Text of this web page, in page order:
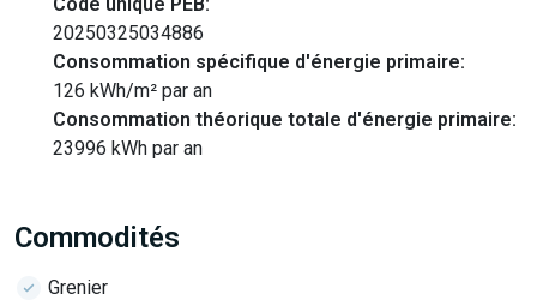
20250325034886
Consommation spécifique d'énergie primaire:
126 kWh/m² par an
Consommation théorique totale d'énergie primaire:
23996 kWh par an
Commodités
Grenier